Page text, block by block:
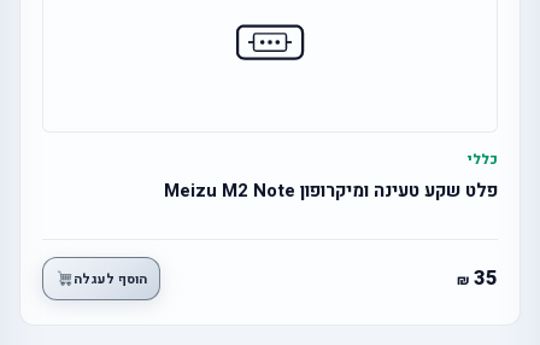
כללי
פלט שקע טעינה ומיקרופון Meizu M2 Note
35 הוסף לעגלה